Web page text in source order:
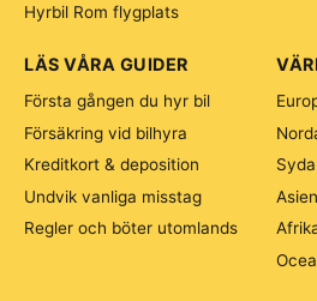
Hyrbil Rom flygplats
Asien
LÄS VÅRA GUIDER
Första gången du hyr bil
Försäkring vid bilhyra
Kreditkort & deposition
Undvik vanliga misstag
Regler och böter utomlands